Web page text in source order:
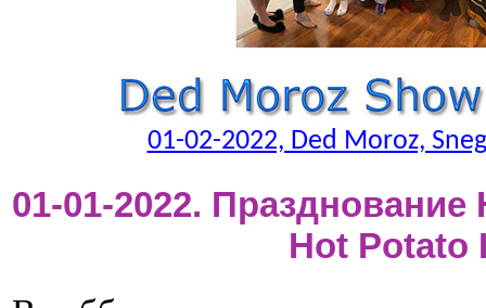
01-02-2022, Ded Moroz,
01-01-2022. Празднование
Hot Potato